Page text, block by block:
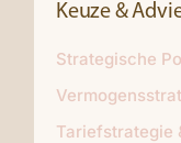
Keuze &
Strategische
Tariefstrategie